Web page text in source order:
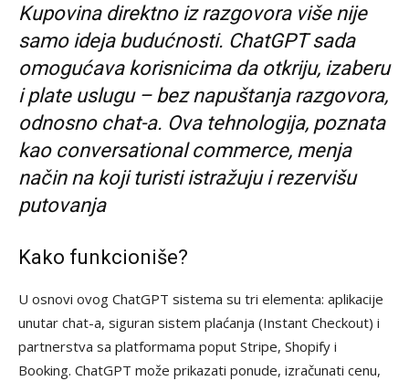
Kupovina direktno iz razgovora više nije
samo ideja budućnosti. ChatGPT sada
omogućava korisnicima da otkriju, izaberu
i plate uslugu – bez napuštanja razgovora,
odnosno chat-a. Ova tehnologija, poznata
kao conversational commerce, menja
način na koji turisti istražuju i rezervišu
putovanja
Kako funkcioniše?
U osnovi ovog ChatGPT sistema su tri elementa: aplikacije
unutar chat-a, siguran sistem plaćanja (Instant Checkout) i
partnerstva sa platformama poput Stripe, Shopify i
Booking. ChatGPT može prikazati ponude, izračunati cenu,